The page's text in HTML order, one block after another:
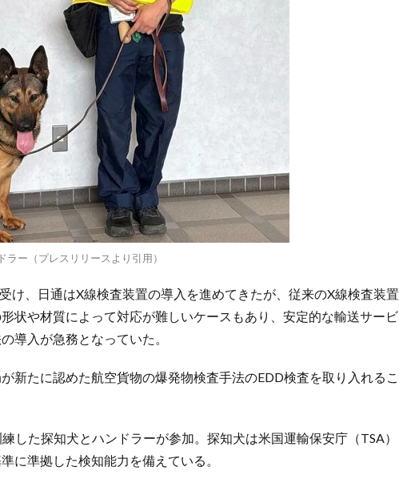
ー（プレスリリースより引用）
け、日通はX線検査装置の導入を進めてきたが、従来のX線検査装置
状や材質によって対応が難しいケースもあり、安定的な輸送サービ
導入が急務となっていた。
新たに認めた航空貨物の爆発物検査手法のEDD検査を取り入れるこ
した探知犬とハンドラーが参加。探知犬は米国運輸保安庁（TSA）
に準拠した検知能力を備えている。